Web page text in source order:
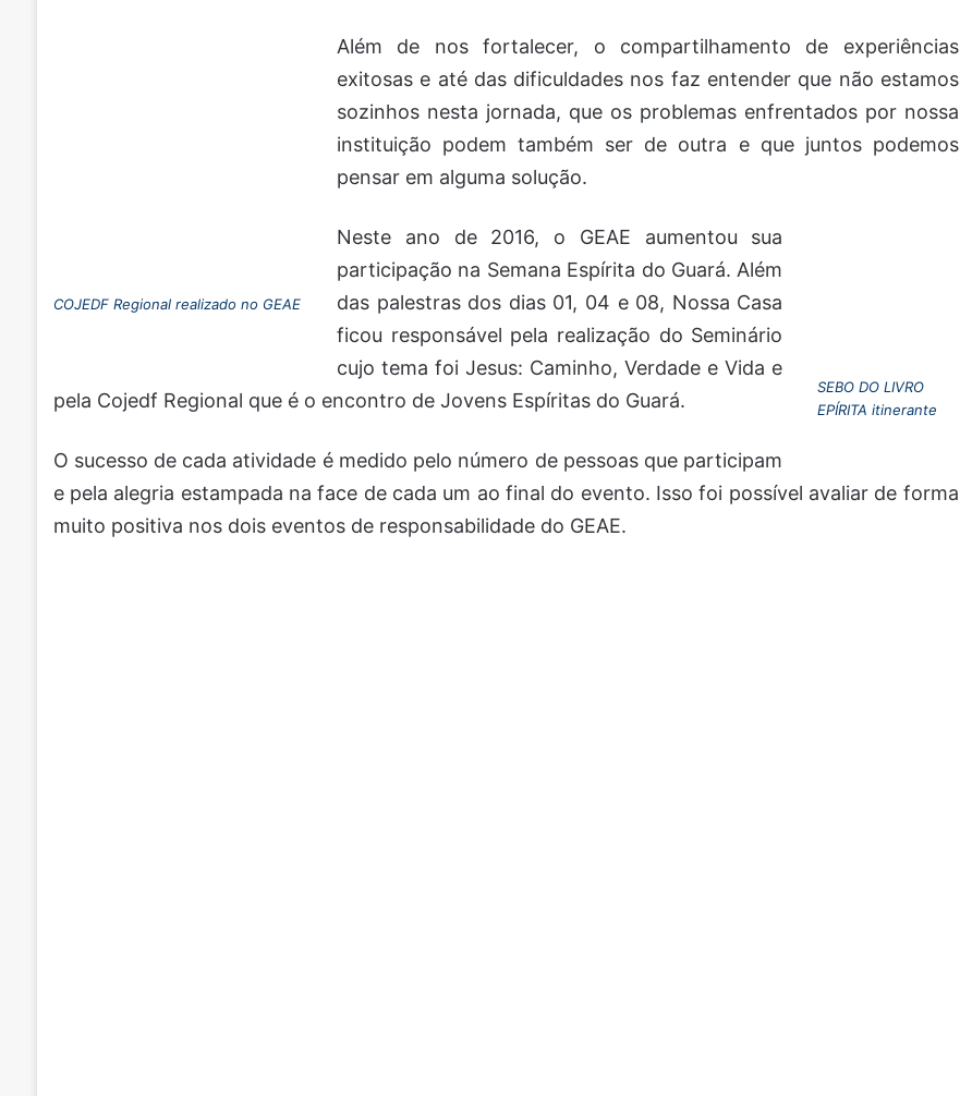
COJEDF Regional realizado no GEAE
Além de nos fortalecer, o compartilhamento de experiências
exitosas e até das dificuldades nos faz entender que não estamos
sozinhos nesta jornada, que os problemas enfrentados por nossa
instituição podem também ser de outra e que juntos podemos
pensar em alguma solução.
SEBO DO LIVRO
EPÍRITA itinerante
Neste ano de 2016, o GEAE aumentou sua
participação na Semana Espírita do Guará. Além
das palestras dos dias 01, 04 e 08, Nossa Casa
ficou responsável pela realização do Seminário
cujo tema foi Jesus: Caminho, Verdade e Vida e
pela Cojedf Regional que é o encontro de Jovens Espíritas do Guará.
O sucesso de cada atividade é medido pelo número de pessoas que participam
e pela alegria estampada na face de cada um ao final do evento. Isso foi possível avaliar de forma
muito positiva nos dois eventos de responsabilidade do GEAE.